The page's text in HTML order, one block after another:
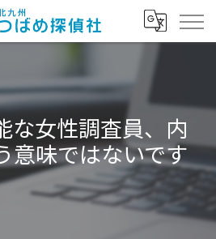
な女性調査員、内
意味ではないです